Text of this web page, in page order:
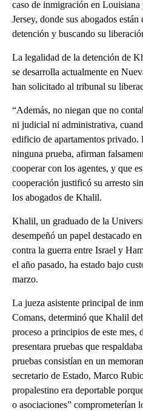
caso de inmigración en
Jersey, donde sus abogados
detención y buscando su
La legalidad de la detención de
se desarrolla actualmente en
han solicitado al tribunal su
“Además, no niegan que no
ni judicial ni administrativa,
edificio de apartamentos privado.
ninguna prueba, afirman
cooperar con los agentes, y que
cooperación justificó su arresto
los abogados de Khalil.
Khalil, un graduado de la
desempeñó un papel destacado
contra la guerra entre Israel y
el año pasado, ha estado bajo
marzo.
La jueza asistente principal de
Comans, determinó que Khalil
proceso a principios de este mes,
presentara pruebas que
pruebas consistían en un
secretario de Estado, Marco
propalestino era deportable
o asociaciones” comprometerían